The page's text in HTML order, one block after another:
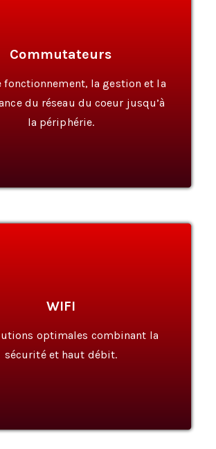
Commutateurs
fonctionnement, la gestion et la
du réseau du coeur jusqu’à
la périphérie.
En Savoir Plus
WIFI
optimales combinant la
sécurité et haut débit.